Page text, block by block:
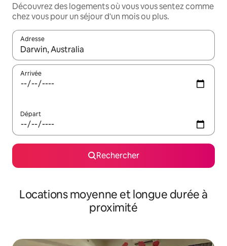
Découvrez des logements où vous vous sentez comme
chez vous pour un séjour d'un mois ou plus.
Adresse
Lorsque les résultats s'affichent, utilisez les flèches vers le
Arrivée
Départ
Rechercher
Locations moyenne et longue durée à
proximité